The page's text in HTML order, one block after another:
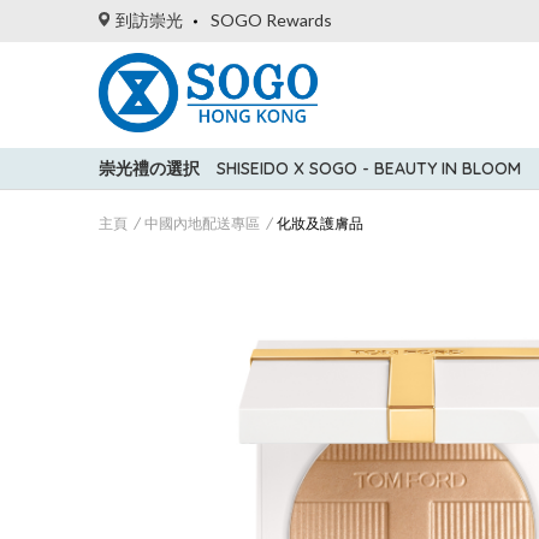
到訪崇光 SOGO Rewards
崇光禮の選択 SHISEIDO X SOGO - BEAUTY IN BLOOM
主頁 中國內地配送專區 化妝及護膚品